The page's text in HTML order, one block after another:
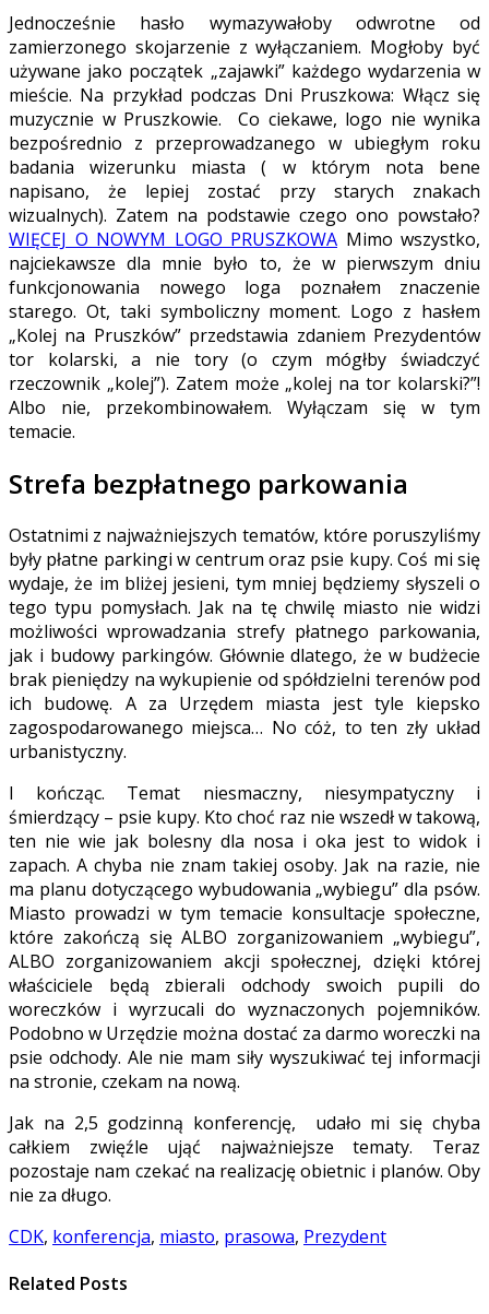
Jednocześnie hasło wymazywałoby odwrotne od
zamierzonego skojarzenie z wyłączaniem. Mogłoby być
używane jako początek „zajawki” każdego wydarzenia w
mieście. Na przykład podczas Dni Pruszkowa: Włącz się
muzycznie w Pruszkowie. Co ciekawe, logo nie wynika
bezpośrednio z przeprowadzanego w ubiegłym roku
badania wizerunku miasta ( w którym nota bene
napisano, że lepiej zostać przy starych znakach
wizualnych). Zatem na podstawie czego ono powstało?
WIĘCEJ O NOWYM LOGO PRUSZKOWA Mimo wszystko,
najciekawsze dla mnie było to, że w pierwszym dniu
funkcjonowania nowego loga poznałem znaczenie
starego. Ot, taki symboliczny moment. Logo z hasłem
„Kolej na Pruszków” przedstawia zdaniem Prezydentów
tor kolarski, a nie tory (o czym mógłby świadczyć
rzeczownik „kolej”). Zatem może „kolej na tor kolarski?”!
Albo nie, przekombinowałem. Wyłączam się w tym
temacie.
Strefa bezpłatnego parkowania
Ostatnimi z najważniejszych tematów, które poruszyliśmy
były płatne parkingi w centrum oraz psie kupy. Coś mi się
wydaje, że im bliżej jesieni, tym mniej będziemy słyszeli o
tego typu pomysłach. Jak na tę chwilę miasto nie widzi
możliwości wprowadzania strefy płatnego parkowania,
jak i budowy parkingów. Głównie dlatego, że w budżecie
brak pieniędzy na wykupienie od spółdzielni terenów pod
ich budowę. A za Urzędem miasta jest tyle kiepsko
zagospodarowanego miejsca… No cóż, to ten zły układ
urbanistyczny.
I kończąc. Temat niesmaczny, niesympatyczny i
śmierdzący – psie kupy. Kto choć raz nie wszedł w takową,
ten nie wie jak bolesny dla nosa i oka jest to widok i
zapach. A chyba nie znam takiej osoby. Jak na razie, nie
ma planu dotyczącego wybudowania „wybiegu” dla psów.
Miasto prowadzi w tym temacie konsultacje społeczne,
które zakończą się ALBO zorganizowaniem „wybiegu”,
ALBO zorganizowaniem akcji społecznej, dzięki której
właściciele będą zbierali odchody swoich pupili do
woreczków i wyrzucali do wyznaczonych pojemników.
Podobno w Urzędzie można dostać za darmo woreczki na
psie odchody. Ale nie mam siły wyszukiwać tej informacji
na stronie, czekam na nową.
Jak na 2,5 godzinną konferencję, udało mi się chyba
całkiem zwięźle ująć najważniejsze tematy. Teraz
pozostaje nam czekać na realizację obietnic i planów. Oby
nie za długo.
CDK, konferencja, miasto, prasowa, Prezydent
Related Posts